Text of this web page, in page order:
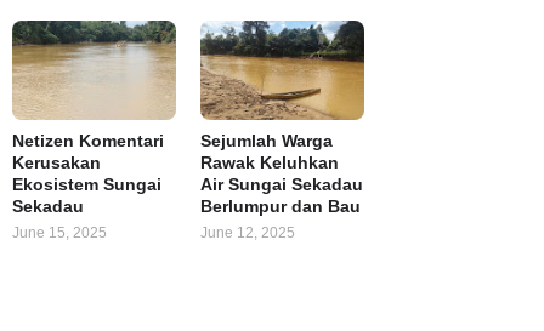
Netizen Komentari
Kerusakan
Ekosistem Sungai
Sekadau
June 15, 2025
Sejumlah Warga
Rawak Keluhkan
Air Sungai Sekadau
Berlumpur dan Bau
June 12, 2025